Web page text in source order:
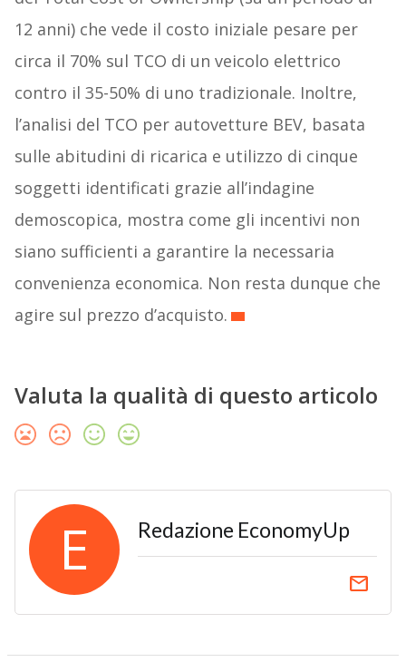
12 anni) che vede il costo iniziale pesare per
circa il 70% sul TCO di un veicolo elettrico
contro il 35-50% di uno tradizionale. Inoltre,
l’analisi del TCO per autovetture BEV, basata
sulle abitudini di ricarica e utilizzo di cinque
soggetti identificati grazie all’indagine
demoscopica, mostra come gli incentivi non
siano sufficienti a garantire la necessaria
convenienza economica. Non resta dunque che
agire sul prezzo d’acquisto.
Valuta la qualità di questo articolo
E Redazione EconomyUp
email